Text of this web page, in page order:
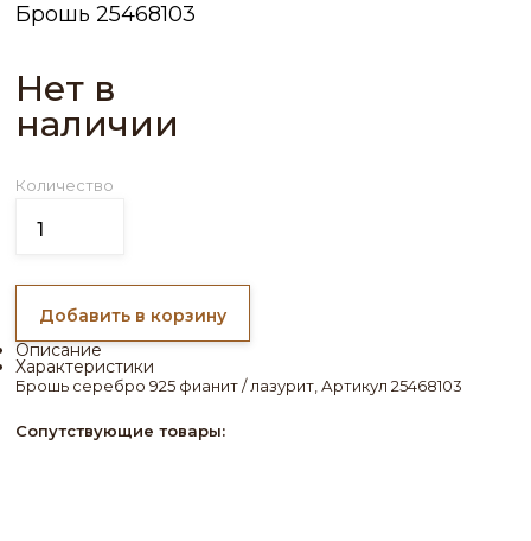
Брошь 25468103
Нет в
наличии
Количество
Добавить в корзину
Описание
Характеристики
Брошь серебро 925 фианит / лазурит, Артикул 25468103
Сопутствующие товары: